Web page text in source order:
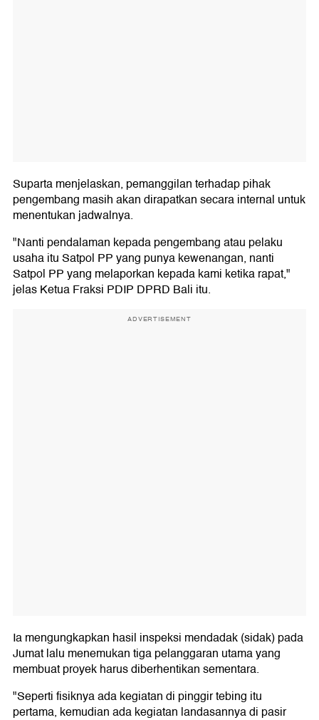
Suparta menjelaskan, pemanggilan terhadap pihak
pengembang masih akan dirapatkan secara internal untuk
menentukan jadwalnya.
"Nanti pendalaman kepada pengembang atau pelaku
usaha itu Satpol PP yang punya kewenangan, nanti
Satpol PP yang melaporkan kepada kami ketika rapat,"
jelas Ketua Fraksi PDIP DPRD Bali itu.
ADVERTISEMENT
Ia mengungkapkan hasil inspeksi mendadak (sidak) pada
Jumat lalu menemukan tiga pelanggaran utama yang
membuat proyek harus diberhentikan sementara.
"Seperti fisiknya ada kegiatan di pinggir tebing itu
pertama, kemudian ada kegiatan landasannya di pasir